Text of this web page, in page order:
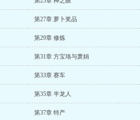
第27章 萝卜奖品
第29章 修炼
第31章 方宝珞与萧娟
第33章 赛车
第35章 半龙人
第37章 特产